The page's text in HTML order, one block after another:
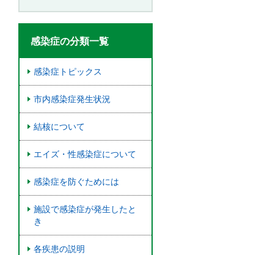
感染症の分類一覧
感染症トピックス
市内感染症発生状況
結核について
エイズ・性感染症について
感染症を防ぐためには
施設で感染症が発生したと
き
各疾患の説明